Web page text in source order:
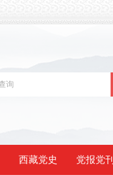
西藏党史 党报党刊